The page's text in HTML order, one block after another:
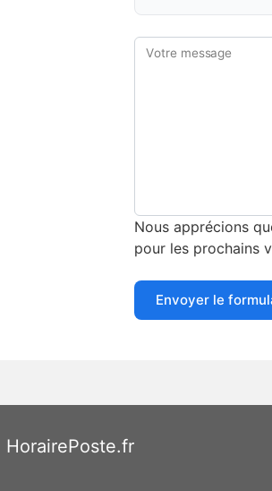
Votre message
Nous apprécions
pour les prochains
Envoyer le
HorairePoste.fr